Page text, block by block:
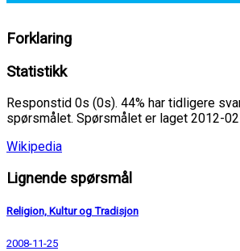
Forklaring
Statistikk
Responstid 0s (0s). 44% har tidligere
spørsmålet. Spørsmålet er laget 2012-
Wikipedia
Lignende spørsmål
Religion, Kultur og Tradisjon
2008-11-25